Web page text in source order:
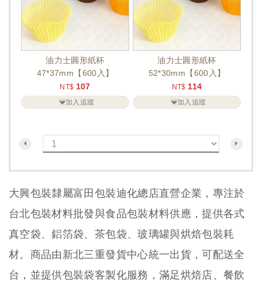
油力士圓形紙杯
47*37mm【600入】
NT$ 107
加入追蹤
油力士圓形紙杯
52*30mm【600入】
NT$ 114
加入追蹤
大興包裝隸屬富田包裝迪化總店直營企業，專注於
台北包裝材料批發與食品包裝材料供應，提供各式
真空袋、鋁箔袋、茶包袋、玻璃罐與烘焙包裝耗
材。商品由新北三重發貨中心統一出貨，可配送全
台，並提供包裝袋客製化服務，滿足烘焙店、餐飲